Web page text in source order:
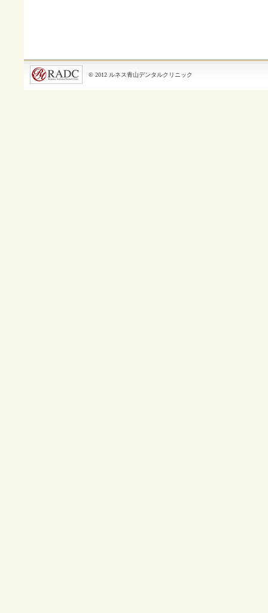
© 2012 ルネス青山デンタルクリニック